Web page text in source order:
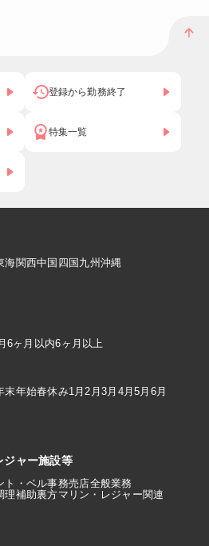
登録から勤務終了
特集一覧
海関西中国 四国九州沖縄
6ヶ月以内6ヶ月以上
末年始春休み1月 2月3月 4月5月 6月
ジャー施設等
ト・ベル事務売店全般業務
理補助裏方マリン・レジャー関連